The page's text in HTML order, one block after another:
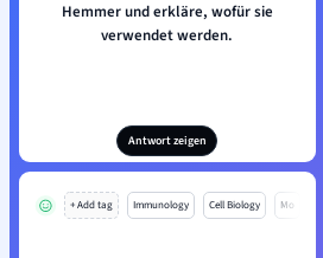
Hemmer und erkläre, wofür sie
verwendet werden.
Antwort zeigen
+ Add tag Immunology Cell Biology Mo